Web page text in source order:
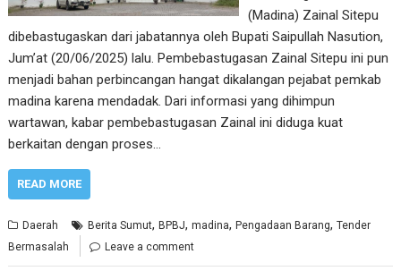
(Madina) Zainal Sitepu
dibebastugaskan dari jabatannya oleh Bupati Saipullah Nasution,
Jum’at (20/06/2025) lalu. Pembebastugasan Zainal Sitepu ini pun
menjadi bahan perbincangan hangat dikalangan pejabat pemkab
madina karena mendadak. Dari informasi yang dihimpun
wartawan, kabar pembebastugasan Zainal ini diduga kuat
berkaitan dengan proses…
READ MORE
Daerah Berita Sumut,BPBJ,madina,Pengadaan Barang,Tender
Bermasalah
Leave a comment